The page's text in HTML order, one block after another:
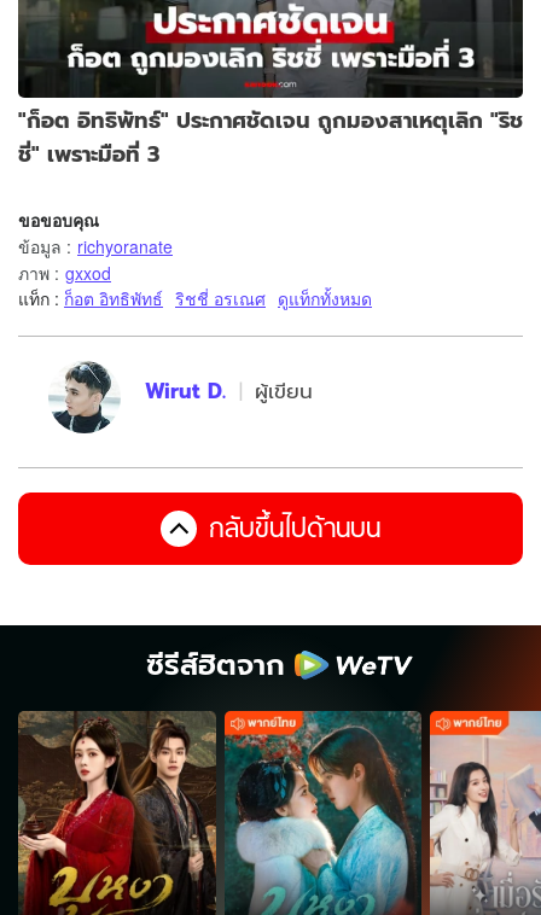
"ก็อต อิทธิพัทธ์" ประกาศชัดเจน ถูกมองสาเหตุเลิก "ริช
ชี่" เพราะมือที่ 3
ขอขอบคุณ
ข้อมูล : richyoranate
ภาพ : gxxod
แท็ก : ก็อต อิทธิพัทธ์ ริชชี่ อรเณศ ดูแท็กทั้งหมด
Wirut D. ผู้เขียน
กลับขึ้นไปด้านบน
ซีรีส์ฮิตจาก